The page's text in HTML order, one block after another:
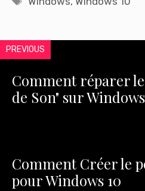
PREVIOUS
Comment réparer
de Son" sur
Comment Créer le
pour Windows 10